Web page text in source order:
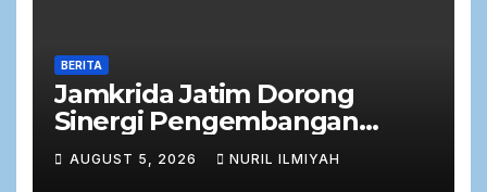
BERITA
Jamkrida Jatim Dorong
Sinergi Pengembangan
Potensi Petani Cabai
bersama Bank Jatim
AUGUST 5, 2026 NURIL ILMIYAH